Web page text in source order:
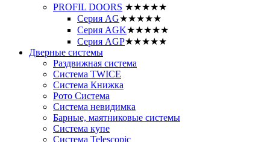
PROFIL DOORS ★★★★★
Серия AG★★★★★
Серия AGK★★★★★
Серия AGP★★★★★
Дверные системы
Раздвижная система
Система TWICE
Система Книжка
Рото Система
Система невидимка
Барные, маятниковые системы
Система купе
Система Telescopic